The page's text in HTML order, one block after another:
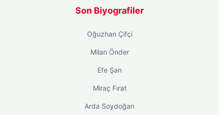
Son Biyografiler
Oğuzhan Çifçi
Milan Önder
Efe Şan
Miraç Fırat
Arda Soydoğan